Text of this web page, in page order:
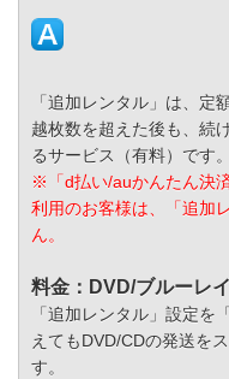
「追加レンタル」は、定
越枚数を超えた後も、続
るサービス（有料）です。
※「d払い/auかんたん決
利用のお客様は、「追加
ん。
料金：DVD/ブルーレ
「追加レンタル」設定を
えてもDVD/CDの発送を
す。